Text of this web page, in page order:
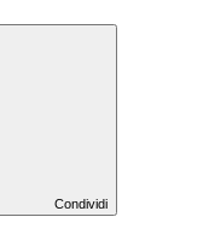
Condividi